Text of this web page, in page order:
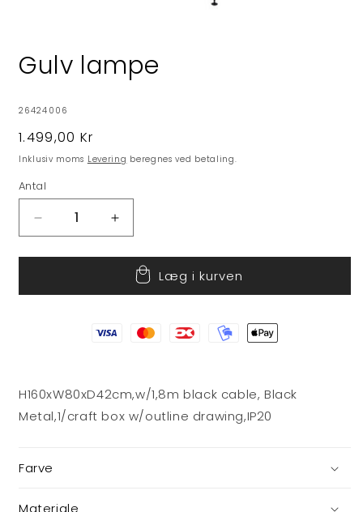
i
modus
Gulv lampe
SKU:
26424006
Normalpris
1.499,00 Kr
Inklusiv moms Levering beregnes ved betaling.
Antal
Reducer
antallet
for
lampe
Øg
antallet
for
Gulv
lampe
Læg i kurven
H160xW80xD42cm,w/1,8m black cable, Black
Metal,1/craft box w/outline drawing,IP20
Farve
Materiale